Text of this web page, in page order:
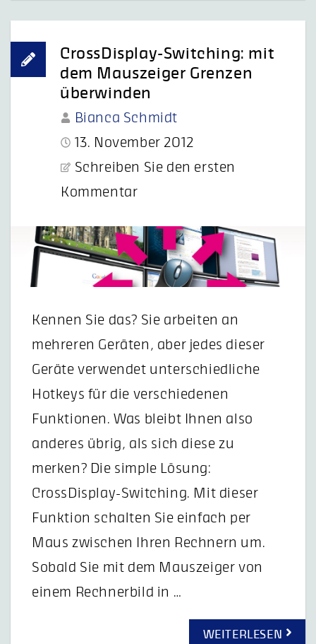
CrossDisplay-Switching: mit
dem Mauszeiger Grenzen
überwinden
Bianca Schmidt
13. November 2012
Schreiben Sie den ersten
Kommentar
Kennen Sie das? Sie arbeiten an
mehreren Geräten, aber jedes dieser
Geräte verwendet unterschiedliche
Hotkeys für die verschiedenen
Funktionen. Was bleibt Ihnen also
anderes übrig, als sich diese zu
merken? Die simple Lösung:
CrossDisplay-Switching. Mit dieser
Funktion schalten Sie einfach per
Maus zwischen Ihren Rechnern um.
Sobald Sie mit dem Mauszeiger von
einem Rechnerbild in …
WEITERLESEN